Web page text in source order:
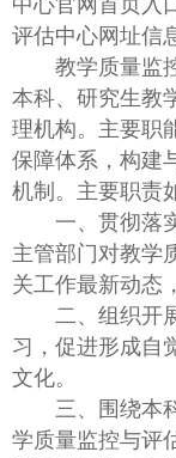
中心官网首页入
评估中心网址信
教学质量监控
本科、研究生教
理机构。主要职
保障体系，构建
机制。主要职责
一、贯彻落实
主管部门对教学
关工作最新动态
二、组织开展
习，促进形成自
文化。
三、围绕本科
学质量监控与评